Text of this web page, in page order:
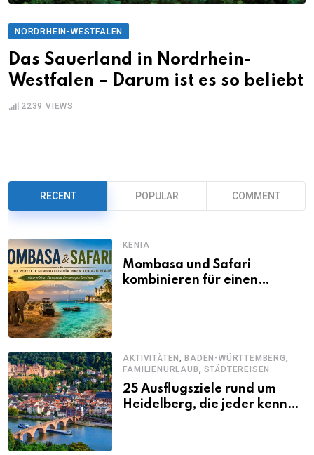
NORDRHEIN-WESTFALEN
Das Sauerland in Nordrhein-
Westfalen – Darum ist es so beliebt
2239 VIEWS
RECENT POPULAR COMMENT
KENIA
Mombasa und Safari
kombinieren für einen
AKTIVITÄTEN,BADEN-WÜRTTEMBERG,
FAMILIENURLAUB, STÄDTEREISEN
25 Ausflugsziele rund um
Heidelberg, die jeder kennen